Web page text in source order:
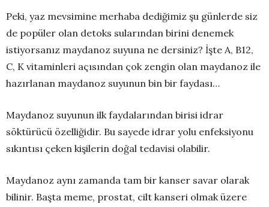
Peki, yaz mevsimine merhaba dediğimiz şu günlerde siz
de popüler olan detoks sularından birini denemek
istiyorsanız maydanoz suyuna ne dersiniz? İşte A, B12,
C, K vitaminleri açısından çok zengin olan maydanoz ile
hazırlanan maydanoz suyunun bin bir faydası…
Maydanoz suyunun ilk faydalarından birisi idrar
söktürücü özelliğidir. Bu sayede idrar yolu enfeksiyonu
sıkıntısı çeken kişilerin doğal tedavisi olabilir.
Maydanoz aynı zamanda tam bir kanser savar olarak
bilinir. Başta meme, prostat, cilt kanseri olmak üzere